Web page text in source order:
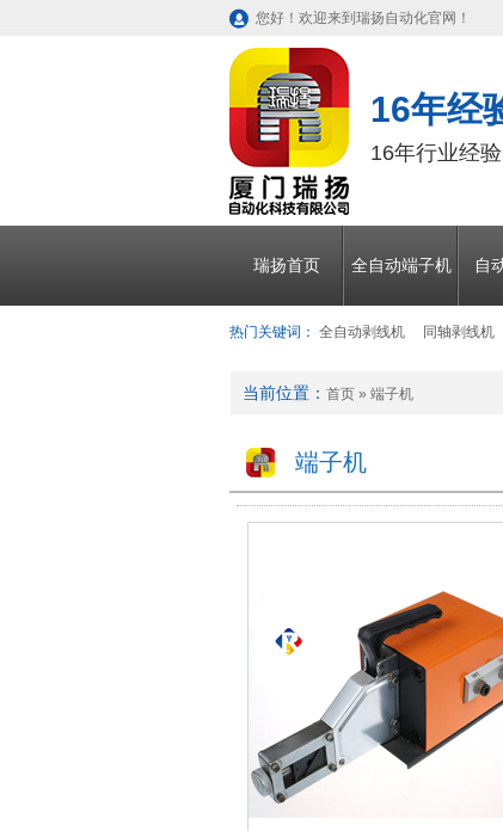
您好！欢迎来到瑞扬自动化官网！
16年经
16年行业经
瑞扬首页 全自动端子机 自
热门关键词： 全自动剥线机 同轴剥线机
当前位置： 首页 » 端子机
端子机